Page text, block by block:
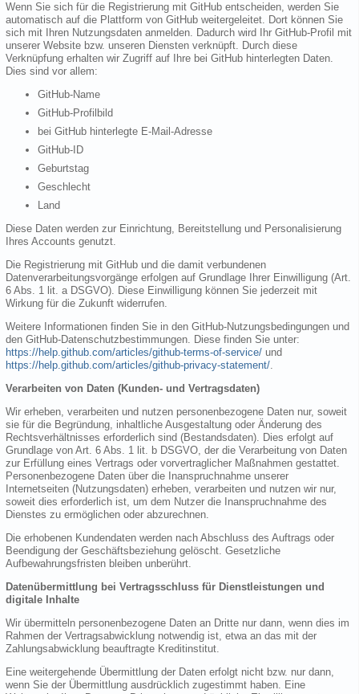
Wenn Sie sich für die Registrierung mit GitHub entscheiden, werden Sie
automatisch auf die Plattform von GitHub weitergeleitet. Dort können Sie
sich mit Ihren Nutzungsdaten anmelden. Dadurch wird Ihr GitHub-Profil mit
unserer Website bzw. unseren Diensten verknüpft. Durch diese
Verknüpfung erhalten wir Zugriff auf Ihre bei GitHub hinterlegten Daten.
Dies sind vor allem:
GitHub-Name
GitHub-Profilbild
bei GitHub hinterlegte E-Mail-Adresse
GitHub-ID
Geburtstag
Geschlecht
Land
Diese Daten werden zur Einrichtung, Bereitstellung und Personalisierung
Ihres Accounts genutzt.
Die Registrierung mit GitHub und die damit verbundenen
Datenverarbeitungsvorgänge erfolgen auf Grundlage Ihrer Einwilligung (Art.
6 Abs. 1 lit. a DSGVO). Diese Einwilligung können Sie jederzeit mit
Wirkung für die Zukunft widerrufen.
Weitere Informationen finden Sie in den GitHub-Nutzungsbedingungen und
den GitHub-Datenschutzbestimmungen. Diese finden Sie unter:
https://help.github.com/articles/github-terms-of-service/ und
https://help.github.com/articles/github-privacy-statement/.
Verarbeiten von Daten (Kunden- und Vertragsdaten)
Wir erheben, verarbeiten und nutzen personenbezogene Daten nur, soweit
sie für die Begründung, inhaltliche Ausgestaltung oder Änderung des
Rechtsverhältnisses erforderlich sind (Bestandsdaten). Dies erfolgt auf
Grundlage von Art. 6 Abs. 1 lit. b DSGVO, der die Verarbeitung von Daten
zur Erfüllung eines Vertrags oder vorvertraglicher Maßnahmen gestattet.
Personenbezogene Daten über die Inanspruchnahme unserer
Internetseiten (Nutzungsdaten) erheben, verarbeiten und nutzen wir nur,
soweit dies erforderlich ist, um dem Nutzer die Inanspruchnahme des
Dienstes zu ermöglichen oder abzurechnen.
Die erhobenen Kundendaten werden nach Abschluss des Auftrags oder
Beendigung der Geschäftsbeziehung gelöscht. Gesetzliche
Aufbewahrungsfristen bleiben unberührt.
Datenübermittlung bei Vertragsschluss für Dienstleistungen und
digitale Inhalte
Wir übermitteln personenbezogene Daten an Dritte nur dann, wenn dies im
Rahmen der Vertragsabwicklung notwendig ist, etwa an das mit der
Zahlungsabwicklung beauftragte Kreditinstitut.
Eine weitergehende Übermittlung der Daten erfolgt nicht bzw. nur dann,
wenn Sie der Übermittlung ausdrücklich zugestimmt haben. Eine